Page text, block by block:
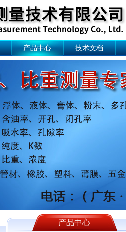
产品中心 技术文档
产品中心